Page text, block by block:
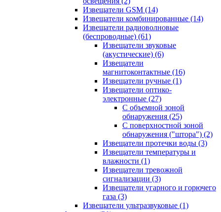
Извещатели GSM (14)
Извещатели комбинированные (14)
Извещатели радиоволновые
(беспроводные) (61)
Извещатели звуковые
(акустические) (6)
Извещатели
магнитоконтактные (16)
Извещатели ручные (1)
Извещатели оптико-
электронные (27)
С объемной зоной
обнаружения (25)
С поверхностной зоной
обнаружения ("штора") (2)
Извещатели протечки воды (3)
Извещатели температуры и
влажности (1)
Извещатели тревожной
сигнализации (3)
Извещатели угарного и горючего
газа (3)
Извещатели ультразвуковые (1)